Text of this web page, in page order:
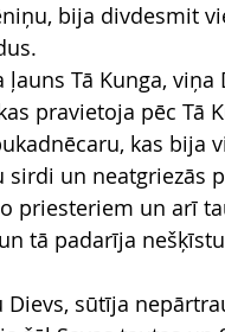
bija divdesmit
Tā Kunga,
pravietoja pēc Tā
kas bija
un neatgriezās
priesteriem un arī
tā padarīja
Dievs, sūtīja